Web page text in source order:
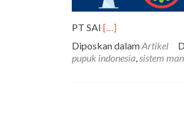
PT SAI Selengkapnya
Seminar
SustaIN:
[…]
Diposkan dalamArtikel
pupuk indonesia,sistem